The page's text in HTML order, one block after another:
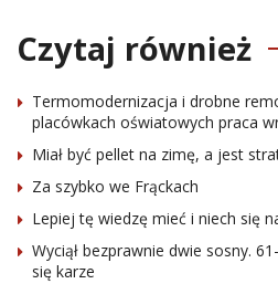
Czytaj również
Termomodernizacja i drobne
placówkach oświatowych praca
Miał być pellet na zimę, a jest
Za szybko we Frąckach
Lepiej tę wiedzę mieć i niech się
Wyciął bezprawnie dwie sosny.
się karze